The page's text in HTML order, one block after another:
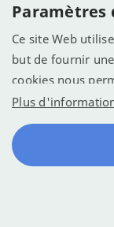
Paramètres
Ce site Web
but de fournir
cookies nous
manière dont le
confidentialité).
site web pour une
Plus